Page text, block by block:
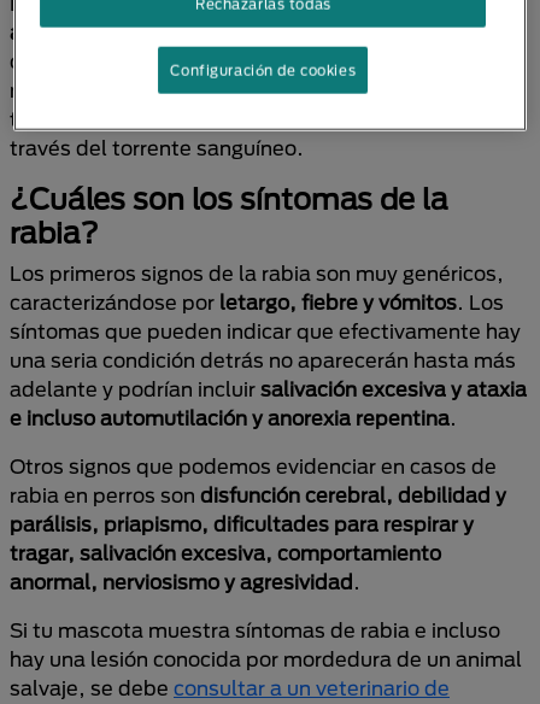
alteración del sistema nervioso central. Cuanto más
cerca del cerebro esté el lugar de la infección, con
mayor rapidez el virus puede infectar el SNC. Esto
también se aplica a una ruta de contaminación a
través del torrente sanguíneo.
¿Cuáles son los síntomas de la
rabia?
Los primeros signos de la rabia son muy genéricos,
caracterizándose por letargo, fiebre y vómitos. Los
síntomas que pueden indicar que efectivamente hay
una seria condición detrás no aparecerán hasta más
adelante y podrían incluir salivación excesiva y ataxia
e incluso automutilación y anorexia repentina.
Otros signos que podemos evidenciar en casos de
rabia en perros son disfunción cerebral, debilidad y
parálisis, priapismo, dificultades para respirar y
tragar, salivación excesiva, comportamiento
anormal, nerviosismo y agresividad.
Si tu mascota muestra síntomas de rabia e incluso
hay una lesión conocida por mordedura de un animal
salvaje, se debe consultar a un veterinario de
Rechazarlas todas
Configuración de cookies